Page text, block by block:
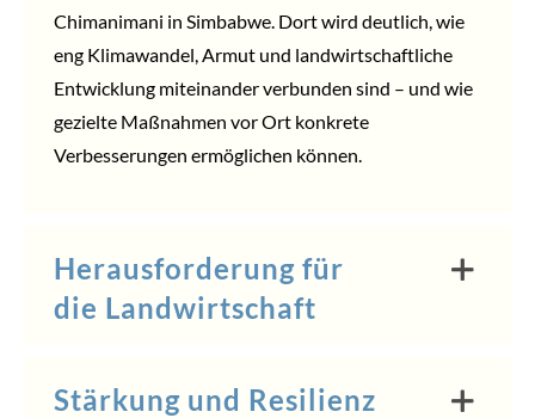
Chimanimani in Simbabwe. Dort wird deutlich, wie
eng Klimawandel, Armut und landwirtschaftliche
Entwicklung miteinander verbunden sind – und wie
gezielte Maßnahmen vor Ort konkrete
Verbesserungen ermöglichen können.
Herausforderung für
die Landwirtschaft
Stärkung und Resilienz